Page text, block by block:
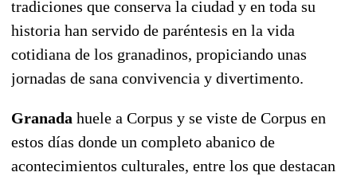
tradiciones que conserva la ciudad y en toda su
historia han servido de paréntesis en la vida
cotidiana de los granadinos, propiciando unas
jornadas de sana convivencia y divertimento.
Granada huele a Corpus y se viste de Corpus en
estos días donde un completo abanico de
acontecimientos culturales, entre los que destacan